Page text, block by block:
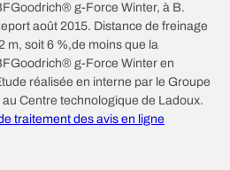
g-Force Winter, à B.
août 2015. Distance de freinage
m, soit 6 %,de moins que la
g-Force Winter en
réalisée en interne par le Groupe
Centre technologique de Ladoux.
traitement des avis en ligne